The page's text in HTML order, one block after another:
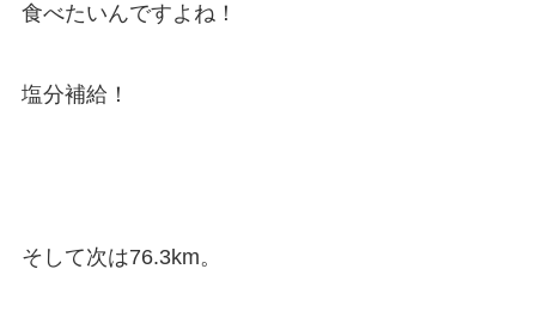
食べたいんですよね！
塩分補給！
そして次は76.3km。